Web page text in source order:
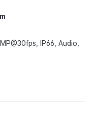
IP66, Audio,